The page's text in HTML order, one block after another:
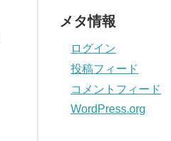
メタ情報
ログイン
投稿フィード
コメントフィード
WordPress.org